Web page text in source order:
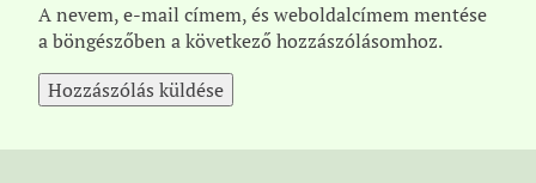
A nevem, e-mail címem, és weboldalcímem mentése
a böngészőben a következő hozzászólásomhoz.